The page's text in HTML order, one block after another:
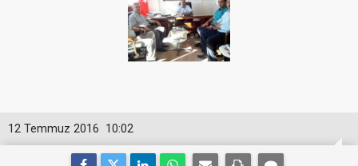
10:02
12 Temmuz 2016